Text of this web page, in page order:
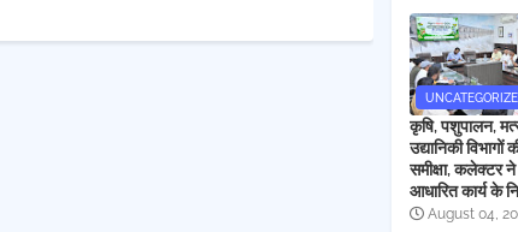
कृषि, पशुपालन,
उद्यानिकी विभागों
समीक्षा, कलेक्टर ने
आधारित कार्य के
August 04,